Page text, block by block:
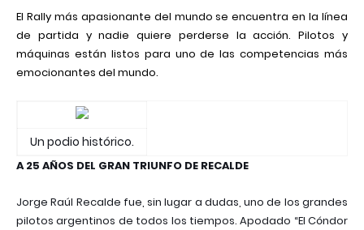
El Rally más apasionante del mundo se encuentra en la línea
de partida y nadie quiere perderse la acción. Pilotos y
máquinas están listos para uno de las competencias más
emocionantes del mundo.
Un podio histórico.
A 25 AÑOS DEL GRAN TRIUNFO DE RECALDE
Jorge Raúl Recalde fue, sin lugar a dudas, uno de los grandes
pilotos argentinos de todos los tiempos. Apodado “El Cóndor